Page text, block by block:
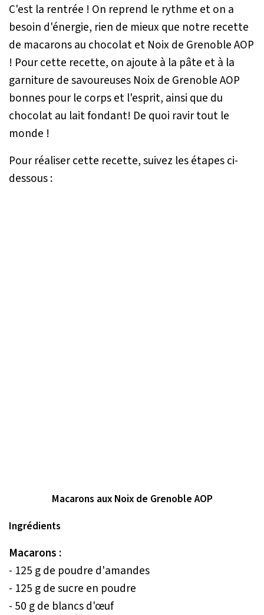
C'est la rentrée ! On reprend le rythme et on a
besoin d'énergie, rien de mieux que notre recette
de macarons au chocolat et Noix de Grenoble AOP
! Pour cette recette, on ajoute à la pâte et à la
garniture de savoureuses Noix de Grenoble AOP
bonnes pour le corps et l'esprit, ainsi que du
chocolat au lait fondant! De quoi ravir tout le
monde !
Pour réaliser cette recette, suivez les étapes ci-
dessous :
Macarons aux Noix de Grenoble AOP
Ingrédients
Macarons :
- 125 g de poudre d'amandes
- 125 g de sucre en poudre
- 50 g de blancs d'œuf